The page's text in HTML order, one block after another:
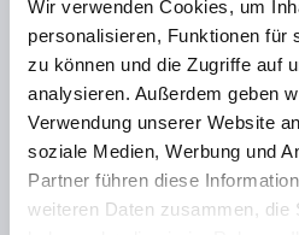
Wir verwenden Cookies, um
personalisieren, Funktionen für
zu können und die Zugriffe auf
analysieren. Außerdem geben
Verwendung unserer Website
soziale Medien, Werbung und
Partner führen diese
weiteren Daten zusammen, die